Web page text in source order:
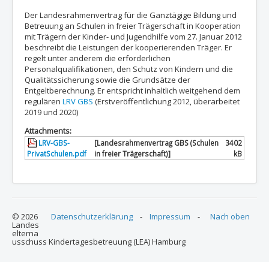
Der Landesrahmenvertrag für die Ganztägige Bildung und
Betreuung an Schulen in freier Trägerschaft in Kooperation
mit Trägern der Kinder- und Jugendhilfe vom 27. Januar 2012
beschreibt die Leistungen der kooperierenden Träger. Er
regelt unter anderem die erforderlichen
Personalqualifikationen, den Schutz von Kindern und die
Qualitätssicherung sowie die Grundsätze der
Entgeltberechnung. Er entspricht inhaltlich weitgehend dem
regulären LRV GBS (Erstveröffentlichung 2012, überarbeitet
2019 und 2020)
Attachments:
LRV-GBS-
PrivatSchulen.pdf
[Landesrahmenvertrag GBS (Schulen
in freier Trägerschaft)]
3402
kB
Nach oben
Datenschutzerklärung - Impressum -
© 2026
Landes
elterna
usschuss Kindertagesbetreuung (LEA) Hamburg